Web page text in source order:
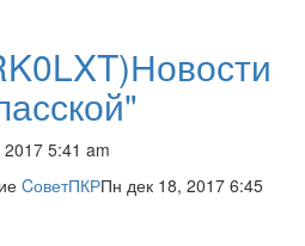
5:41 am
CоветПКРПн дек 18, 2017 6:45